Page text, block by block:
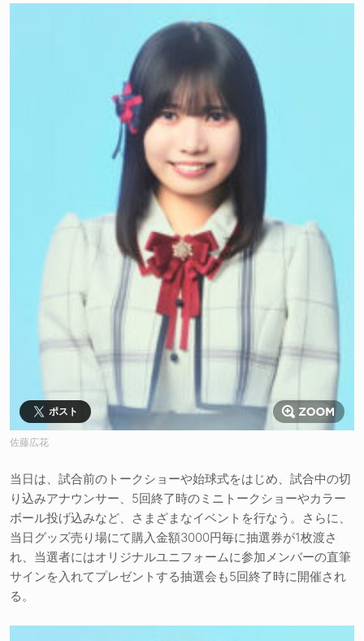
ポスト
佐藤広花
当日は、試合前のトークショーや始球式をはじめ、試合中の切
り込みアナウンサー、5回終了時のミニトークショーやカラー
ボール投げ込みなど、さまざまなイベントを行なう。さらに、
当日グッズ売り場にて購入金額3000円毎に抽選券が1枚渡さ
れ、当選者にはオリジナルユニフォームに参加メンバーの直筆
サインを入れてプレゼントする抽選会も5回終了時に開催され
る。